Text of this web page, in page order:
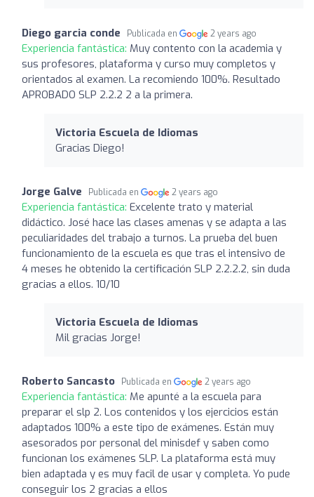
Diego garcia conde Publicada en 2 years ago
Experiencia fantástica: Muy contento con la academia y
sus profesores, plataforma y curso muy completos y
orientados al examen. La recomiendo 100%. Resultado
APROBADO SLP 2.2.2 2 a la primera.
Victoria Escuela de Idiomas
Gracias Diego!
Jorge Galve Publicada en 2 years ago
Experiencia fantástica: Excelente trato y material
didáctico. José hace las clases amenas y se adapta a las
peculiaridades del trabajo a turnos. La prueba del buen
funcionamiento de la escuela es que tras el intensivo de
4 meses he obtenido la certificación SLP 2.2.2.2, sin duda
gracias a ellos. 10/10
Victoria Escuela de Idiomas
Mil gracias Jorge!
Roberto Sancasto Publicada en 2 years ago
Experiencia fantástica: Me apunté a la escuela para
preparar el slp 2. Los contenidos y los ejercicios están
adaptados 100% a este tipo de exámenes. Están muy
asesorados por personal del minisdef y saben como
funcionan los exámenes SLP. La plataforma está muy
bien adaptada y es muy facil de usar y completa. Yo pude
conseguir los 2 gracias a ellos